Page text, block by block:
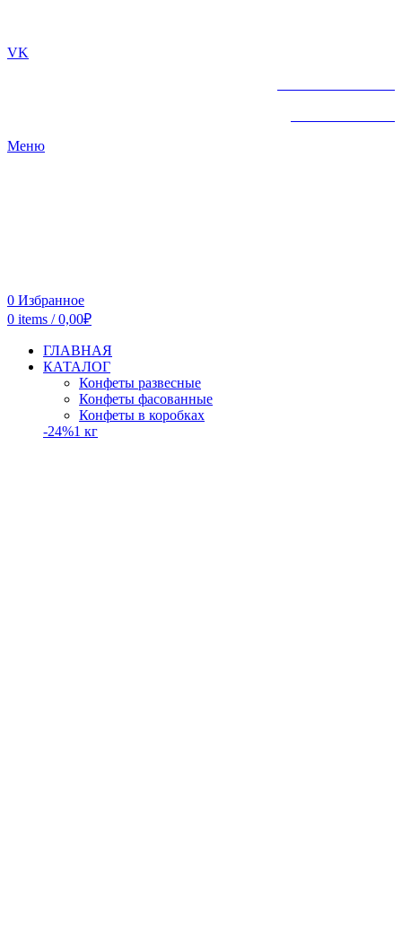
VK
Меню
0 Избранное
0 items / 0,00₽
ГЛАВНАЯ
КАТАЛОГ
Конфеты развесные
Конфеты фасованные
Конфеты в коробках
-24%1 кг